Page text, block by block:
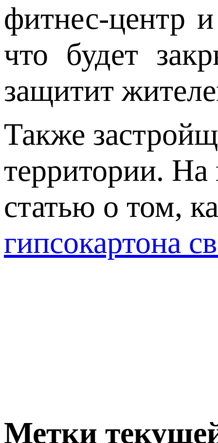
фитнес-центр
что будет
защитит
Также
территории.
статью о том,
гипсокартона
Метки